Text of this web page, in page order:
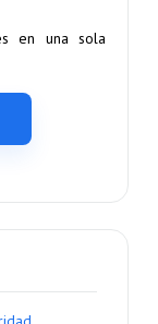
en una sola